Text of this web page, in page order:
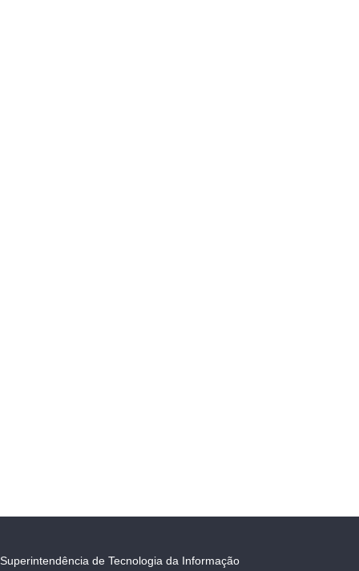
Superintendência de Tecnologia da Informação